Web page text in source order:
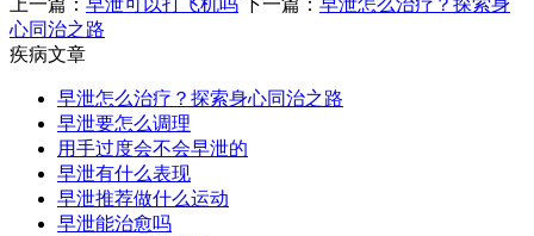
心同治之路
疾病文章
早泄怎么治疗？探索身心同治之路
早泄要怎么调理
用手过度会不会早泄的
早泄有什么表现
早泄推荐做什么运动
早泄能治愈吗